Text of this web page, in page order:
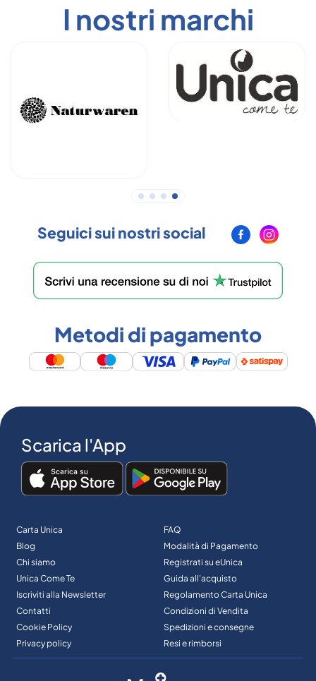
I nostri marchi
Seguici sui nostri social
Metodi di pagamento
Scarica l'App
Carta Unica
Blog
Chi siamo
Unica Come Te
Iscriviti alla Newsletter
Contatti
Cookie Policy
Privacy policy
FAQ
Modalità di Pagamento
Registrati su eUnica
Guida all’acquisto
Regolamento Carta Unica
Condizioni di Vendita
Spedizioni e consegne
Resi e rimborsi